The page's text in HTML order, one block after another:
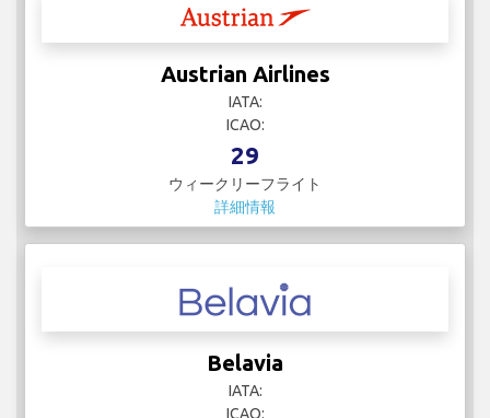
Austrian Airlines
IATA:
ICAO:
29
ウィークリーフライト
詳細情報
Belavia
IATA:
ICAO: